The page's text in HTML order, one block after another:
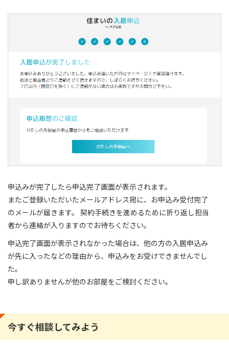
申込みが完了したら申込完了画面が表示されます。
またご登録いただいたメールアドレス宛に、お申込み受付完了
のメールが届きます。 契約手続きを進めるために折り返し担当
者から連絡が入りますのでお待ちください。
申込完了画面が表示されなかった場合は、他の方の入居申込み
が先に入ったなどの理由から、申込みをお受けできませんでし
た。
申し訳ありませんが他のお部屋をご検討ください。
今すぐ相談してみよう